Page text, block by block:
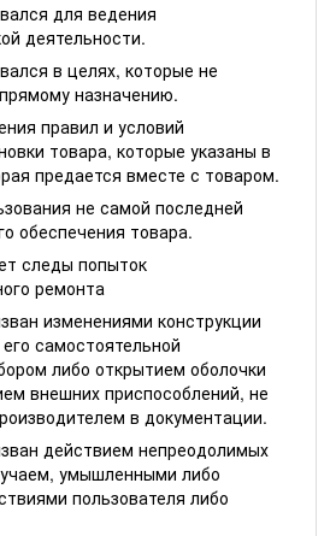
для ведения
деятельности.
в целях, которые не
назначению.
правил и условий
товара, которые указаны в
предается вместе с товаром.
не самой последней
обеспечения товара.
следы попыток
ремонта
изменениями конструкции
самостоятельной
либо открытием оболочки
внешних приспособлений, не
в документации.
действием непреодолимых
умышленными либо
пользователя либо